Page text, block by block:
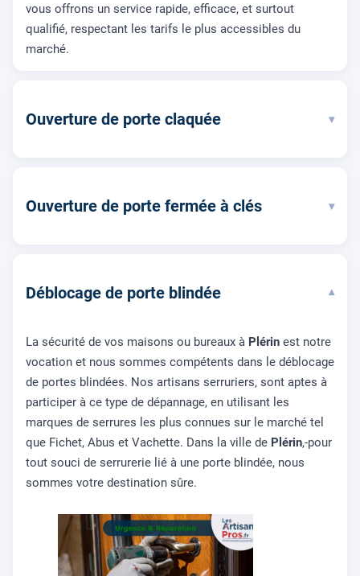
vous offrons un service rapide, efficace, et surtout
qualifié, respectant les tarifs le plus accessibles du
marché.
Ouverture de porte claquée ▾
Ouverture de porte fermée à clés ▾
Déblocage de porte blindée ▾
La sécurité de vos maisons ou bureaux à Plérin est notre
vocation et nous sommes compétents dans le déblocage
de portes blindées. Nos artisans serruriers, sont aptes à
participer à ce type de dépannage, en utilisant les
marques de serrures les plus connues sur le marché tel
que Fichet, Abus et Vachette. Dans la ville de Plérin,-pour
tout souci de serrurerie lié à une porte blindée, nous
sommes votre destination sûre.